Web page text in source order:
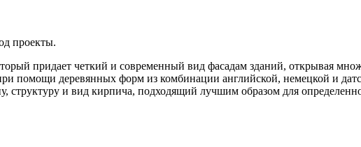
проекты.
придает четкий и современный вид фасадам зданий, открывая
помощи деревянных форм из комбинации английской, немецкой и
структуру и вид кирпича, подходящий лучшим образом для